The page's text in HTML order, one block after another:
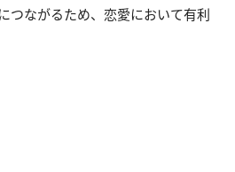
つながるため、恋愛において有利